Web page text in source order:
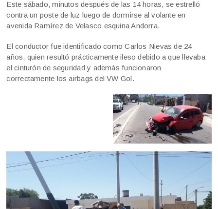
Este sábado, minutos después de las 14 horas, se estrelló
contra un poste de luz luego de dormirse al volante en
avenida Ramírez de Velasco esquina Andorra.
El conductor fue identificado como Carlos Nievas de 24
años, quien resultó prácticamente ileso debido a que llevaba
el cinturón de seguridad y además funcionaron
correctamente los airbags del VW Gol.